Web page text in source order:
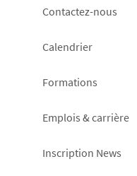
Footer
left
Contactez-nous
Calendrier
Formations
Emplois & carrière
Inscription News